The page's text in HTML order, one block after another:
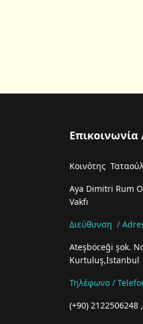
Κοινότης
Aya Dimitri Rum
Vakfı
Διεύθυνση /
Ateşböceği şok.
Kurtuluş,İstanbul
Τηλέφωνο /
(+90) 2122506248